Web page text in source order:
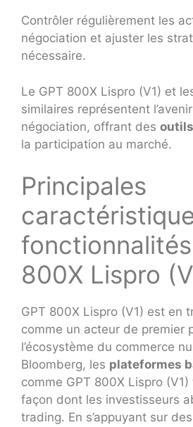
Contrôler régulièrement les
négociation et ajuster les
nécessaire.
Le GPT 800X Lispro (V1) et
similaires représentent
négociation, offrant des
la participation au marché.
Principales
800X Lispro
GPT 800X Lispro (V1) est en
comme un acteur de premier
l’écosystème du commerce
Bloomberg, les plateformes
comme GPT 800X Lispro
façon dont les investisseurs
trading. En s’appuyant sur des